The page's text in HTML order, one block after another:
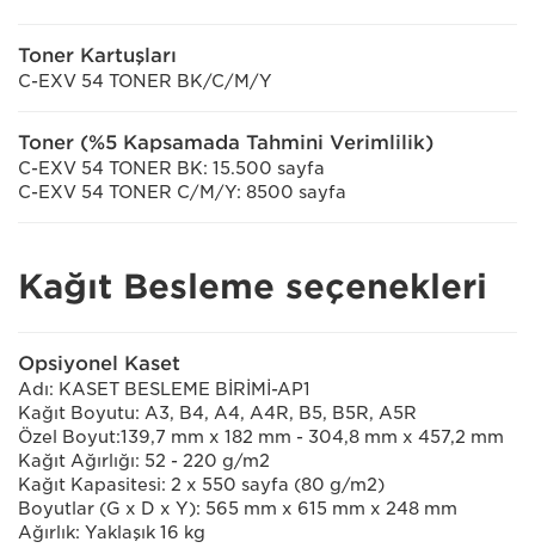
Toner Kartuşları
C-EXV 54 TONER BK/C/M/Y
Toner (%5 Kapsamada Tahmini Verimlilik)
C-EXV 54 TONER BK: 15.500 sayfa
C-EXV 54 TONER C/M/Y: 8500 sayfa
Kağıt Besleme seçenekleri
Opsiyonel Kaset
Adı: KASET BESLEME BİRİMİ-AP1
Kağıt Boyutu: A3, B4, A4, A4R, B5, B5R, A5R
Özel Boyut:139,7 mm x 182 mm - 304,8 mm x 457,2 mm
Kağıt Ağırlığı: 52 - 220 g/m2
Kağıt Kapasitesi: 2 x 550 sayfa (80 g/m2)
Boyutlar (G x D x Y): 565 mm x 615 mm x 248 mm
Ağırlık: Yaklaşık 16 kg